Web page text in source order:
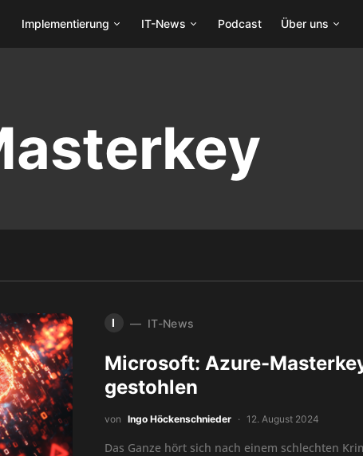
Implementierung IT-News Podcast Über uns
I IT-News
Microsoft: Azure-
gestohlen
von Ingo Höckenschnieder 12. August 2024
Das Ganze hört sich nach einem schlechten